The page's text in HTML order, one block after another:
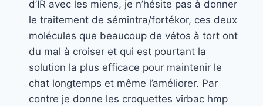
d’IR avec les miens, je n’hésite pas à donner
le traitement de sémintra/fortékor, ces deux
molécules que beaucoup de vétos à tort ont
du mal à croiser et qui est pourtant la
solution la plus efficace pour maintenir le
chat longtemps et même l’améliorer. Par
contre je donne les croquettes virbac hmp